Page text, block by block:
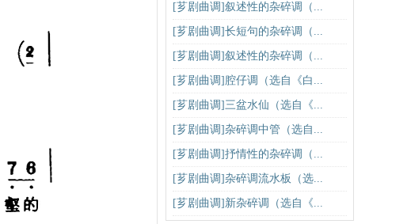
[芗剧曲调]叙述性的杂碎调（...
[芗剧曲调]长短句的杂碎调（...
[芗剧曲调]叙述性的杂碎调（...
[芗剧曲调]腔仔调（选自《白...
[芗剧曲调]三盆水仙（选自《...
[芗剧曲调]杂碎调中管（选自...
[芗剧曲调]抒情性的杂碎调（...
[芗剧曲调]杂碎调流水板（选...
[芗剧曲调]新杂碎调（选自《...